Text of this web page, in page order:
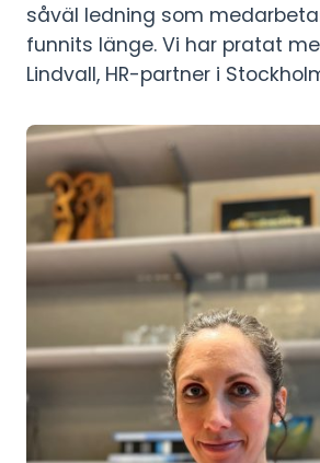
såväl ledning som
funnits länge. Vi har pratat
Lindvall, HR-partner i